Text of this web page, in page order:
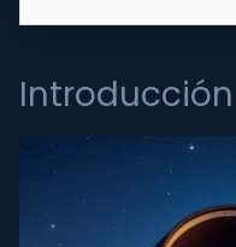
Introducción